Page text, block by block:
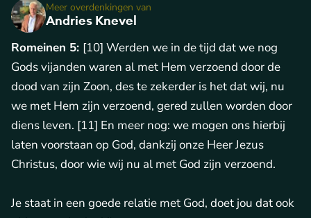
Andries Knevel
Meer overdenkingen van
Romeinen 5: [10] Werden we in de tijd dat we nog
Gods vijanden waren al met Hem verzoend door de
dood van zijn Zoon, des te zekerder is het dat wij, nu
we met Hem zijn verzoend, gered zullen worden door
diens leven. [11] En meer nog: we mogen ons hierbij
laten voorstaan op God, dankzij onze Heer Jezus
Christus, door wie wij nu al met God zijn verzoend.
Je staat in een goede relatie met God, doet jou dat ook